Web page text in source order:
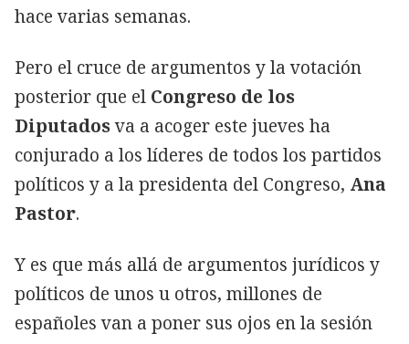
hace varias semanas.
Pero el cruce de argumentos y la votación
posterior que el Congreso de los
Diputadosva a acoger este jueves ha
conjurado a los líderes de todos los partidos
políticos y a la presidenta del Congreso, Ana
Pastor.
Y es que más allá de argumentos jurídicos y
políticos de unos u otros, millones de
españoles van a poner sus ojos en la sesión